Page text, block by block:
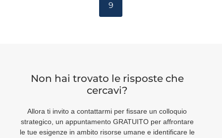
9
Non hai trovato le risposte che
cercavi?
Allora ti invito a contattarmi per fissare un colloquio
strategico, un appuntamento GRATUITO per affrontare
le tue esigenze in ambito risorse umane e identificare le